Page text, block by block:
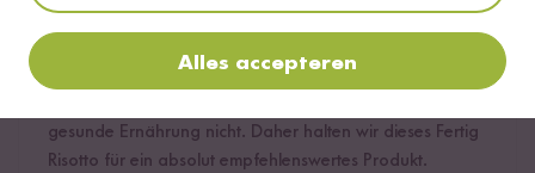
ist so ein Risotto in gut 15 min fertig. Die Inhaltsstoffe
von uns können zu 100 % und stets und ständig alles
gesunde Ernährung nicht. Daher halten wir dieses Fertig
Risotto für ein absolut empfehlenswertes Produkt.
Alles accepteren